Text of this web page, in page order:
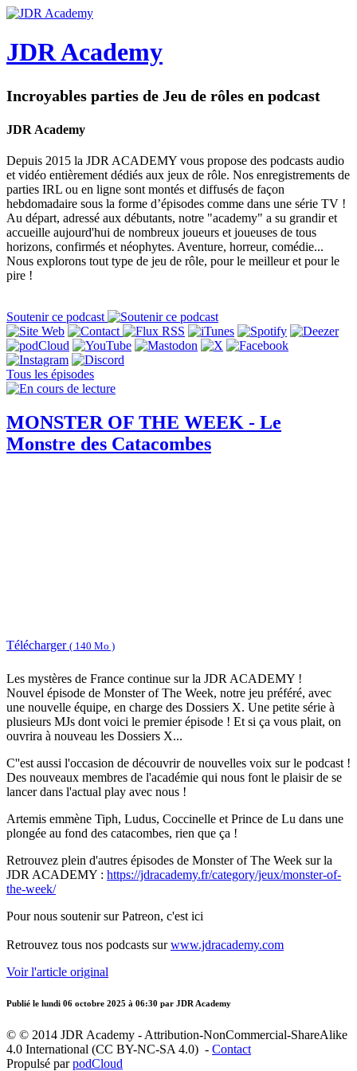
JDR Academy
Incroyables parties de Jeu de rôles en podcast
JDR Academy
Depuis 2015 la JDR ACADEMY vous propose des podcasts audio
et vidéo entièrement dédiés aux jeux de rôle. Nos enregistrements de
parties IRL ou en ligne sont montés et diffusés de façon
hebdomadaire sous la forme d’épisodes comme dans une série TV !
Au départ, adressé aux débutants, notre "academy" a su grandir et
accueille aujourd'hui de nombreux joueurs et joueuses de tous
horizons, confirmés et néophytes. Aventure, horreur, comédie...
Nous explorons tout type de jeu de rôle, pour le meilleur et pour le
pire !
Soutenir ce podcast
Tous les épisodes
MONSTER OF THE WEEK - Le
Monstre des Catacombes
Télécharger ( 140 Mo )
Les mystères de France continue sur la JDR ACADEMY !
Nouvel épisode de Monster of The Week, notre jeu préféré, avec
une nouvelle équipe, en charge des Dossiers X. Une petite série à
plusieurs MJs dont voici le premier épisode ! Et si ça vous plait, on
ouvrira à nouveau les Dossiers X...
C''est aussi l'occasion de découvrir de nouvelles voix sur le podcast !
Des nouveaux membres de l'académie qui nous font le plaisir de se
lancer dans l'actual play avec nous !
Artemis emmène Tiph, Ludus, Coccinelle et Prince de Lu dans une
plongée au fond des catacombes, rien que ça !
Retrouvez plein d'autres épisodes de Monster of The Week sur la
JDR ACADEMY : https://jdracademy.fr/category/jeux/monster-of-
the-week/
Pour nous soutenir sur Patreon, c'est ici
Retrouvez tous nos podcasts surwww.jdracademy.com
Voir l'article original
Publié le lundi 06 octobre 2025 à 06:30 par JDR Academy
© © 2014 JDR Academy - Attribution-NonCommercial-ShareAlike
4.0 International (CC BY-NC-SA 4.0) - Contact
Propulsé parpodCloud